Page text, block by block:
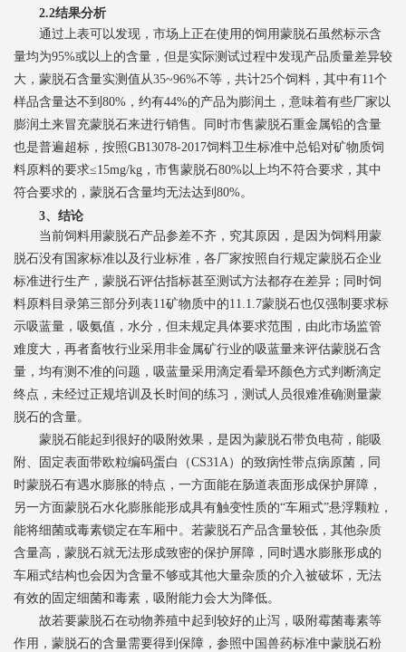
2.2结果分析
通过上表可以发现，市场上正在使用的饲用蒙脱石虽然标示含
量均为95%或以上的含量，但是实际测试过程中发现产品质量差异较
大，蒙脱石含量实测值从35~96%不等，共计25个饲料，其中有11个
样品含量达不到 80% ， 约有44%的产品为膨润土，意味着有些厂家以
膨润土来冒充蒙脱石来进行销售。同时市售蒙脱石重金属铅的含量
也是普遍超标，按照GB13078-2017饲料卫生标准中总铅对矿物质饲
料原料的要求≤15mg/kg ，市售蒙脱石80%以上均不符合要求，其中
符合要求的，蒙脱石含量均无法达到 80%。
3、结论
当前饲料用蒙脱石产品参差不齐，究其原因，是因为饲料用蒙
脱石没有国家标准以及行业标准，各厂家按照自行规定蒙脱石企业
标准进行生产，蒙脱石评估指标甚至测试方法都存在差异；同时饲
料原料目录第三部分列表11矿物质中的11.1.7蒙脱石也仅强制要求标
示吸蓝量，吸氨值，水分，但未规定具体要求范围，由此市场监管
难度大，再者畜牧行业采用非金属矿行业的吸蓝量来评估蒙脱石含
量，均有测不准的问题，吸蓝量采用滴定看晕环颜色方式判断滴定
终点，未经过正规培训及长时间的练习，测试人员很难准确测量蒙
脱石的含量。
蒙脱石能起到很好的吸附效果，是因为蒙脱石带负电荷，能吸
附、固定表面带欧粒编码蛋白（CS31A）的致病性带点病原菌，同
时蒙脱石有遇水膨胀的特点，一方面能在肠道表面形成保护屏障，
另一方面蒙脱石水化膨胀能形成具有触变性质的“车厢式”悬浮颗粒，
能将细菌或毒素锁定在车厢中。若蒙脱石产品含量较低，其他杂质
含量高，蒙脱石就无法形成致密的保护屏障，同时遇水膨胀形成的
车厢式结构也会因为含量不够或其他大量杂质的介入被破坏，无法
有效的固定细菌和毒素，吸附能力会大为降低。
故若要蒙脱石在动物养殖中起到较好的止泻，吸附霉菌毒素等
作用，蒙脱石的含量需要得到保障，参照中国兽药标准中蒙脱石粉